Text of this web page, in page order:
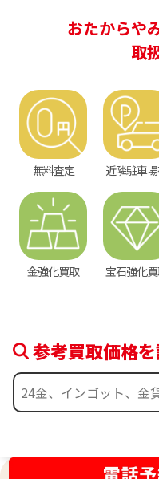
おたからや
取
無料査定 近隣駐車
金強化買取 宝石強化
参考買取価格